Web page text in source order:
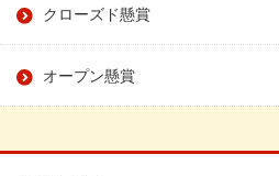
クローズド懸賞
オープン懸賞